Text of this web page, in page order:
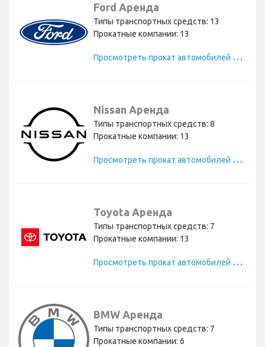
Ford Аренда
Типы транспортных средств: 13
Прокатные компании: 13
П
росмотреть прокат автомобилей Ford
Nissan Аренда
Типы транспортных средств: 8
Прокатные компании: 13
П
росмотреть прокат автомобилей Nissan
Toyota Аренда
Типы транспортных средств: 7
Прокатные компании: 13
П
росмотреть прокат автомобилей Toyota
BMW Аренда
Типы транспортных средств: 7
Прокатные компании: 6